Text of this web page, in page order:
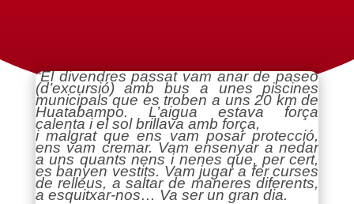
“El divendres passat vam anar depaseo
(d’excursió) amb bus a unes piscines
municipals que es troben a uns 20 km de
Huatabampo. L’aigua estava força
calenta i el sol brillava amb força,
i malgrat que ens vam posar protecció,
ens vam cremar. Vam ensenyar a nedar
a uns quants nens i nenes que, per cert,
es banyen vestits. Vam jugar a fer curses
de relleus, a saltar de maneres diferents,
a esquitxar-nos… Va ser un gran dia.